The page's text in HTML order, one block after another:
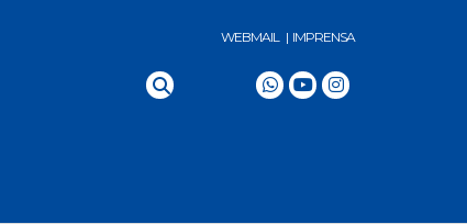
WEBMAIL | IMPRENSA